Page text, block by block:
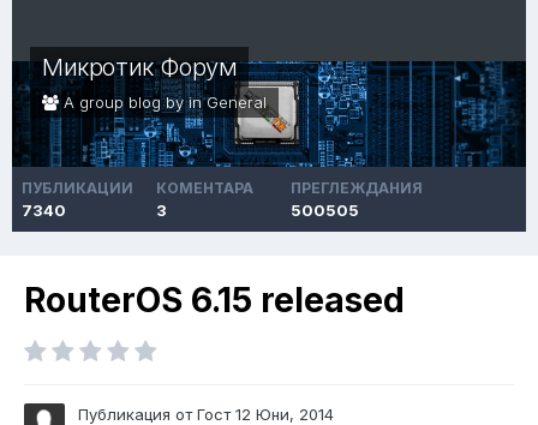
Микротик Форум
A group blog by inGeneral
ПУБЛИКАЦИИ
7340
КОМЕНТАРА
3
ПРЕГЛЕЖДАНИЯ
500505
RouterOS 6.15 released
Публикация от Гост12 Юни, 2014